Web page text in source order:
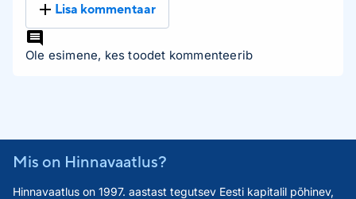
Lisa kommentaar
Ole esimene, kes toodet kommenteerib
Mis on Hinnavaatlus?
Hinnavaatlus on 1997. aastast tegutsev Eesti kapitalil põhinev,